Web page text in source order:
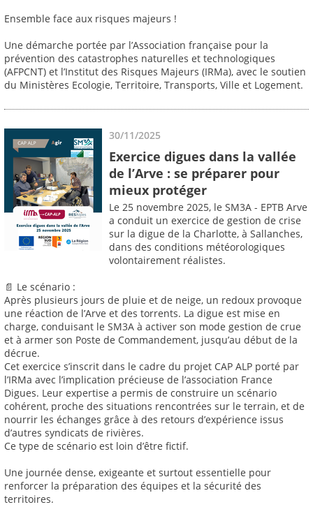
Ensemble face aux risques majeurs !
Une démarche portée par l’Association française pour la
prévention des catastrophes naturelles et technologiques
(AFPCNT) et l’Institut des Risques Majeurs (IRMa), avec le soutien
du Ministères Ecologie, Territoire, Transports, Ville et Logement.
30/11/2025
Exercice digues dans la vallée
de l’Arve : se préparer pour
mieux protéger
Le 25 novembre 2025, le SM3A - EPTB Arve
a conduit un exercice de gestion de crise
sur la digue de la Charlotte, à Sallanches,
dans des conditions météorologiques
volontairement réalistes.
📄 Le scénario :
Après plusieurs jours de pluie et de neige, un redoux provoque
une réaction de l’Arve et des torrents. La digue est mise en
charge, conduisant le SM3A à activer son mode gestion de crue
et à armer son Poste de Commandement, jusqu’au début de la
décrue.
Cet exercice s’inscrit dans le cadre du projet CAP ALP porté par
l’IRMa avec l’implication précieuse de l’association France
Digues. Leur expertise a permis de construire un scénario
cohérent, proche des situations rencontrées sur le terrain, et de
nourrir les échanges grâce à des retours d’expérience issus
d’autres syndicats de rivières.
Ce type de scénario est loin d’être fictif.
Une journée dense, exigeante et surtout essentielle pour
renforcer la préparation des équipes et la sécurité des
territoires.